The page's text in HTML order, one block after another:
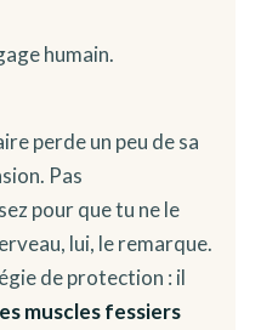
humain.
perde un peu de sa
Pas
pour que tu ne le
lui, le remarque.
de protection : il
muscles fessiers